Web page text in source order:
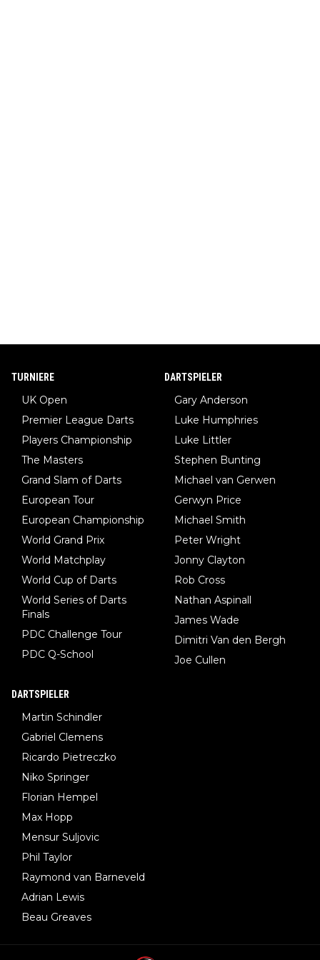
TURNIERE
UK Open
Premier League Darts
Players Championship
The Masters
Grand Slam of Darts
European Tour
European Championship
World Grand Prix
World Matchplay
World Cup of Darts
World Series of Darts
Finals
PDC Challenge Tour
PDC Q-School
DARTSPIELER
Gary Anderson
Luke Humphries
Luke Littler
Stephen Bunting
Michael van Gerwen
Gerwyn Price
Michael Smith
Peter Wright
Jonny Clayton
Rob Cross
Nathan Aspinall
James Wade
Dimitri Van den Bergh
Joe Cullen
DARTSPIELER
Martin Schindler
Gabriel Clemens
Ricardo Pietreczko
Niko Springer
Florian Hempel
Max Hopp
Mensur Suljovic
Phil Taylor
Raymond van Barneveld
Adrian Lewis
Beau Greaves